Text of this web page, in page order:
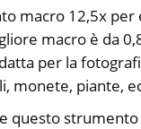
macro 12,5x per
macro è da
per la
monete, piante,
questo